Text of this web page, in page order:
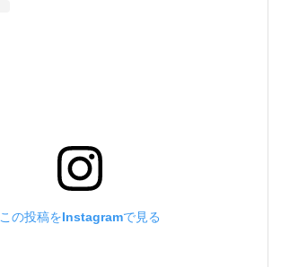
この投稿をInstagramで見る